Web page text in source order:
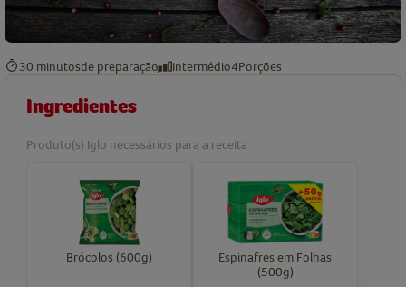
30 minutosde preparação Intermédio4Porções
Ingredientes
Produto(s) Iglo necessários para a receita
Brócolos (600g)
Espinafres em Folhas
(500g)